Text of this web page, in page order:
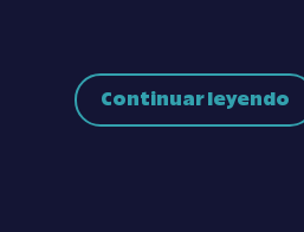
Continuar leyendo